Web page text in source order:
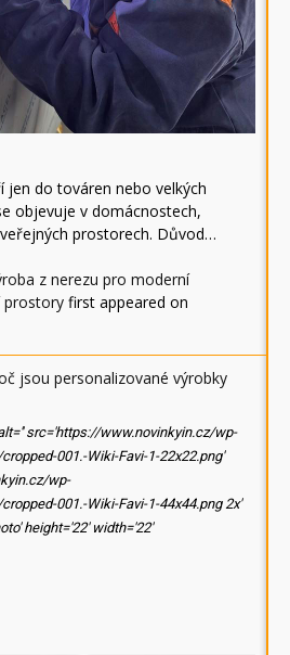
jen do továren nebo velkých
objevuje v domácnostech,
prostorech. Důvod…
z nerezu pro moderní
prostory first appeared on
jsou personalizované výrobky
src='https://www.novinkyin.cz/wp-
001.-Wiki-Favi-1-22x22.png'
wp-
001.-Wiki-Favi-1-44x44.png 2x'
height='22' width='22'